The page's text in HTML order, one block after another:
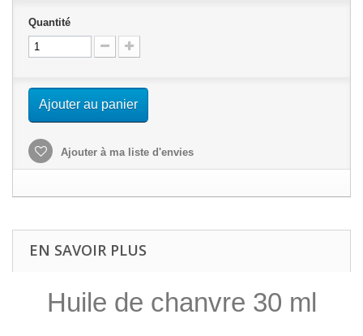
Quantité
Ajouter au panier
Ajouter à ma liste d'envies
EN SAVOIR PLUS
Huile de chanvre 30 ml